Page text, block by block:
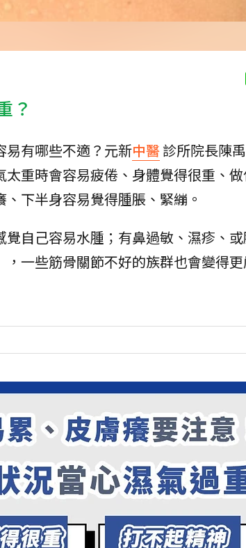
？
易有哪些不適？元新中醫診所院長陳
重時會容易疲倦、身體覺得很重、
下半身容易覺得腫脹、緊繃。
自己容易水腫；有鼻過敏、濕疹、
一些筋骨關節不好的族群也會變得